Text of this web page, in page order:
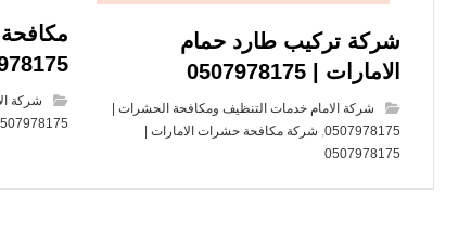
شركة تركيب طارد حمام
الامارات | 0507978175
شركة الامام خدمات التنظيف ومكافحة الحشرات |
0507978175
, شركة مكافحة حشرات الامارات |
0507978175
شركة